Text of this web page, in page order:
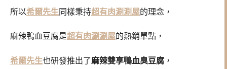
所以希爾先生 同樣秉持超有肉涮涮屋的理念，
麻辣鴨血豆腐是超有肉涮涮屋的熱銷單點，
希爾先生也研發推出了麻辣雙享鴨血臭豆腐 ，